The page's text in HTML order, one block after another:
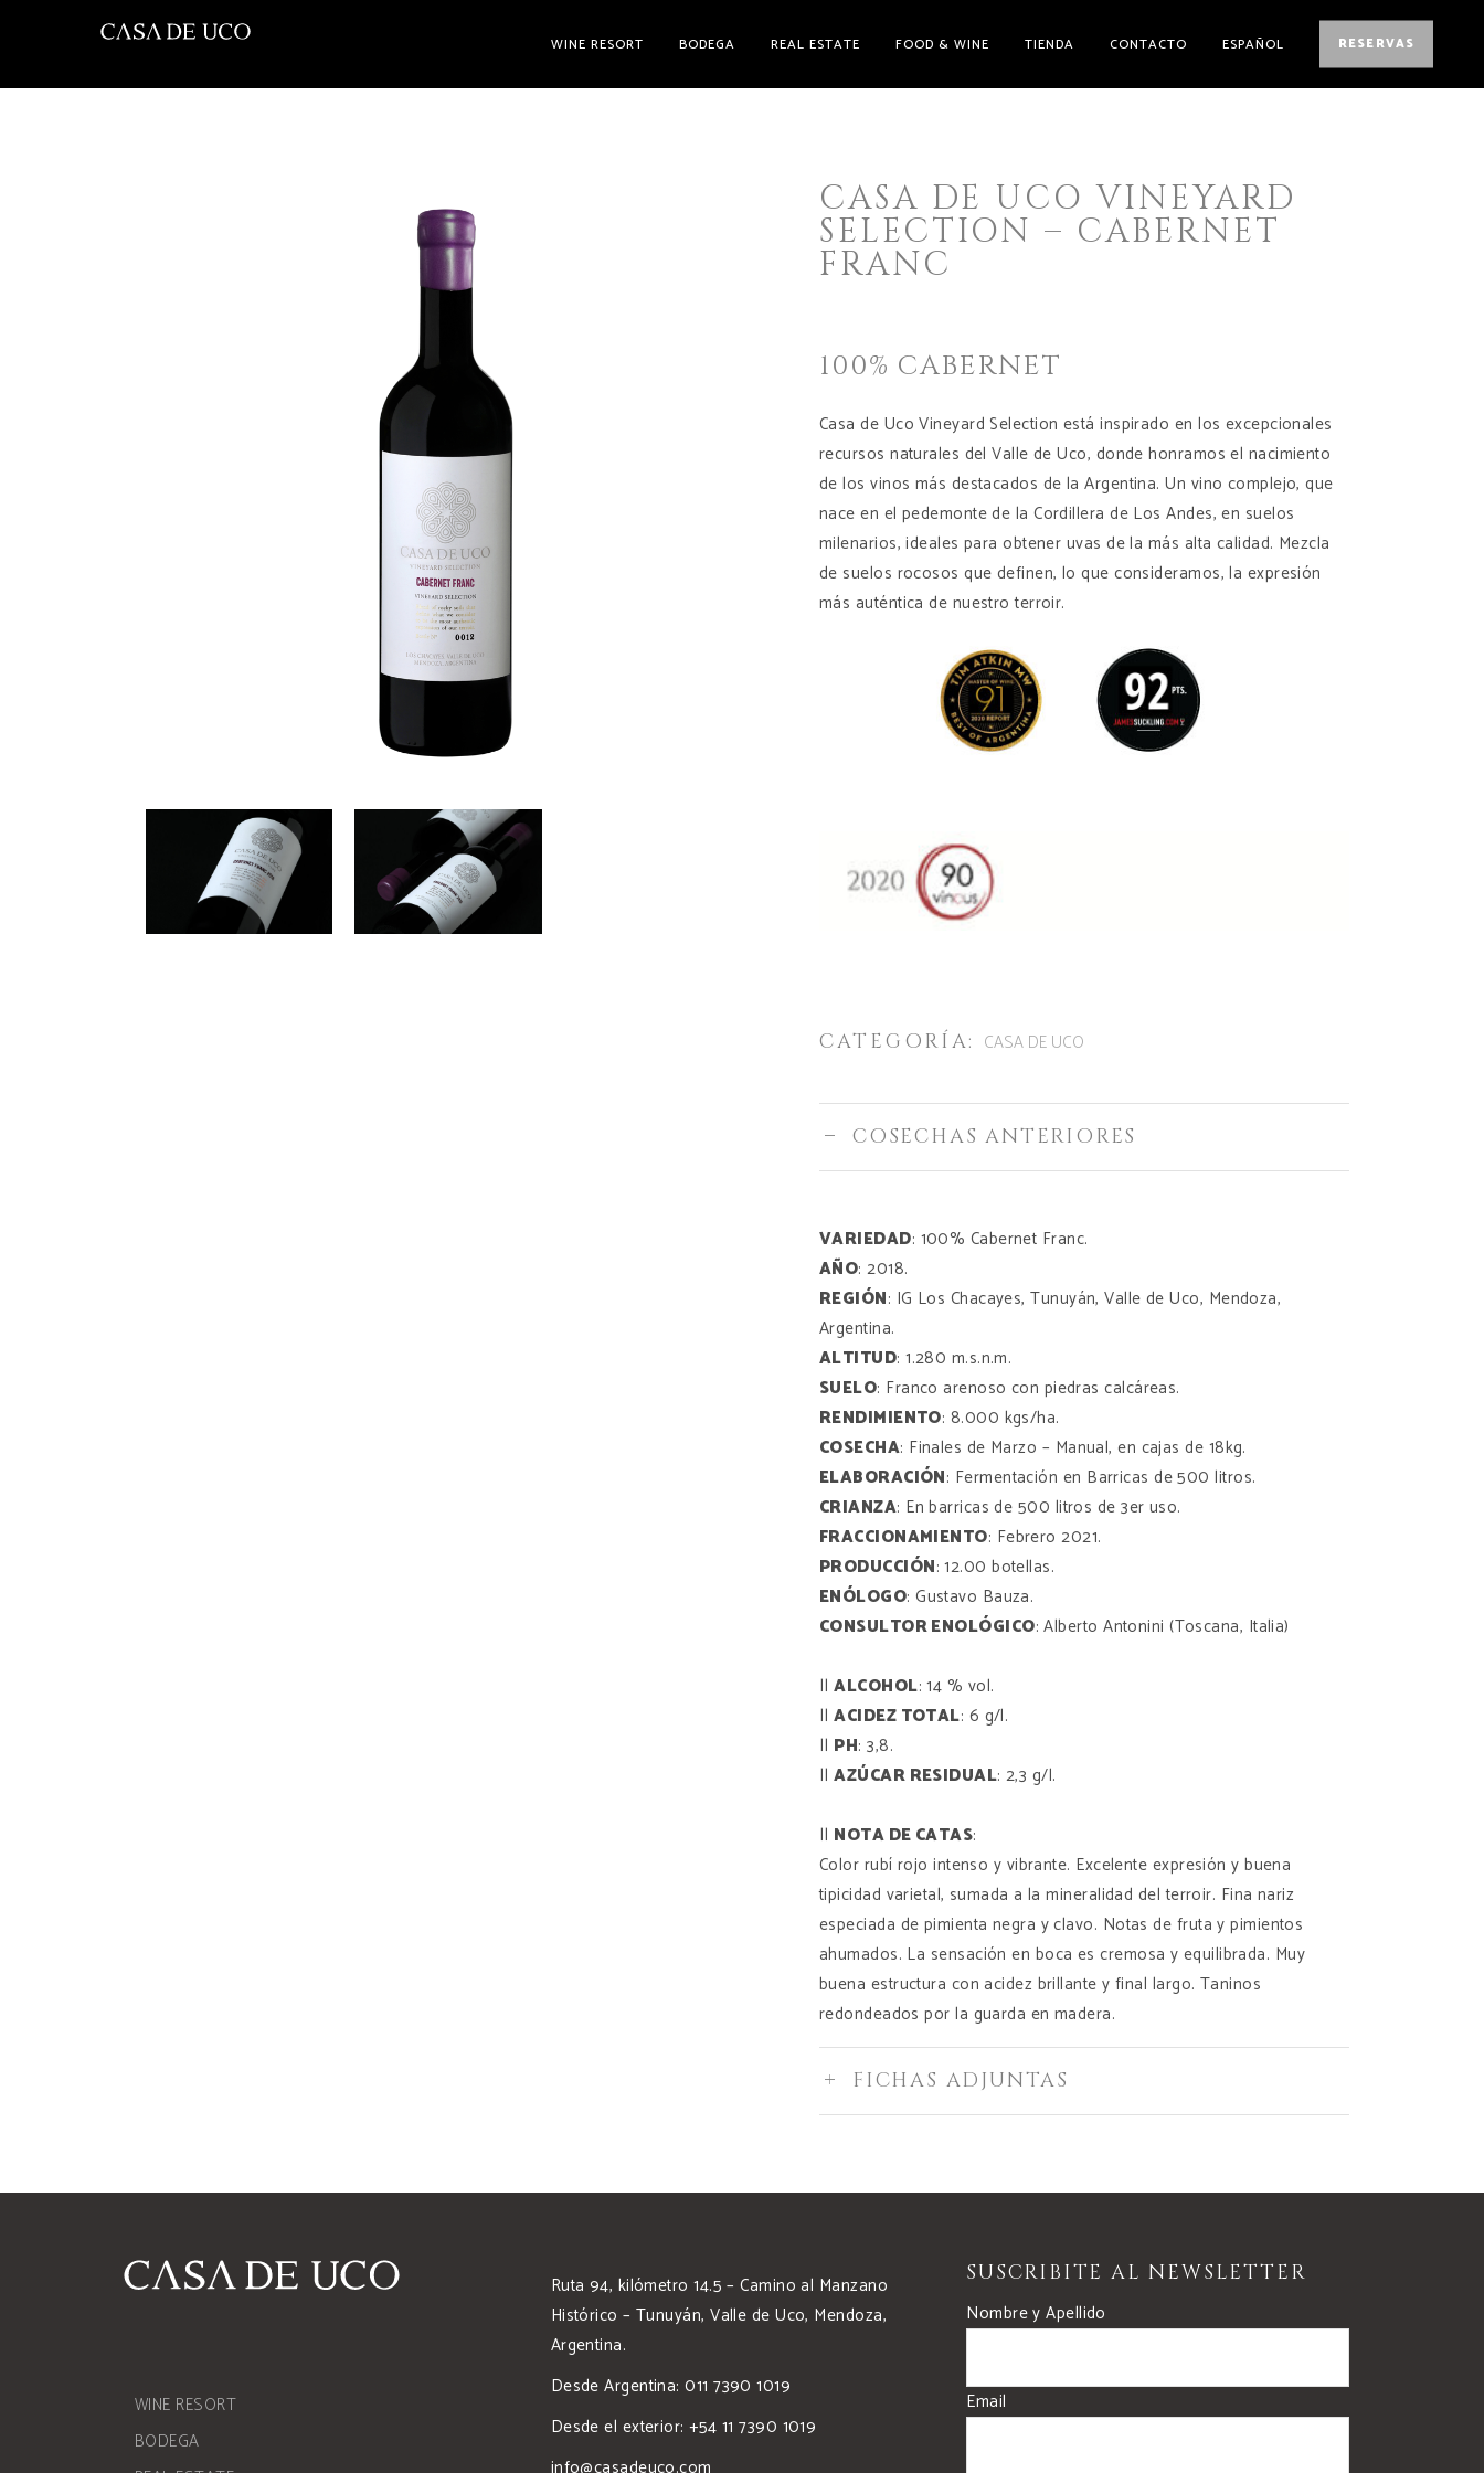
WINE RESORT BODEGA REAL ESTATE FOOD & WINE TIENDA CONTACTO ESPAÑOL RESERVAS
CASA DE UCO VINEYARD
SELECTION – CABERNET
FRANC
100% CABERNET
Casa de Uco Vineyard Selection está inspirado en los excepcionales
recursos naturales del Valle de Uco, donde honramos el nacimiento
de los vinos más destacados de la Argentina. Un vino complejo, que
nace en el pedemonte de la Cordillera de Los Andes, en suelos
milenarios, ideales para obtener uvas de la más alta calidad. Mezcla
de suelos rocosos que definen, lo que consideramos, la expresión
más auténtica de nuestro terroir.
CATEGORÍA: CASA DE UCO
COSECHAS ANTERIORES
VARIEDAD: 100% Cabernet Franc.
AÑO: 2018.
REGIÓN: IG Los Chacayes, Tunuyán, Valle de Uco, Mendoza,
Argentina.
ALTITUD: 1.280 m.s.n.m.
SUELO: Franco arenoso con piedras calcáreas.
RENDIMIENTO: 8.000 kgs/ha.
COSECHA: Finales de Marzo – Manual, en cajas de 18kg.
ELABORACIÓN: Fermentación en Barricas de 500 litros.
CRIANZA: En barricas de 500 litros de 3er uso.
FRACCIONAMIENTO: Febrero 2021.
PRODUCCIÓN: 12.00 botellas.
ENÓLOGO: Gustavo Bauza.
CONSULTOR ENOLÓGICO: Alberto Antonini (Toscana, Italia)
||ALCOHOL: 14 % vol.
||ACIDEZ TOTAL: 6 g/l.
|| PH: 3,8.
||AZÚCAR RESIDUAL: 2,3 g/l.
|| NOTA DE CATAS:
Color rubí rojo intenso y vibrante. Excelente expresión y buena
tipicidad varietal, sumada a la mineralidad del terroir. Fina nariz
especiada de pimienta negra y clavo. Notas de fruta y pimientos
ahumados. La sensación en boca es cremosa y equilibrada. Muy
buena estructura con acidez brillante y final largo. Taninos
redondeados por la guarda en madera.
FICHAS ADJUNTAS
WINE RESORT
BODEGA
Ruta 94, kilómetro 14.5 – Camino al Manzano
Histórico – Tunuyán, Valle de Uco, Mendoza,
Argentina.
Desde Argentina: 011 7390 1019
Desde el exterior: +54 11 7390 1019
SUSCRIBITE AL NEWSLETTER
Nombre y Apellido
Email